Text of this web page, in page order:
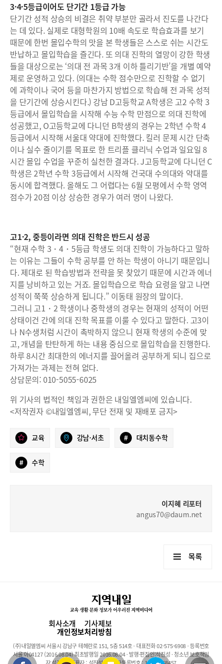
3·4·5등급이어도 단기간 1등급 가능
단기간 성적 상승의 비결은 취약 부분만 골라서 진도를 나간다
는 데 있다. 실제로 대형학원의 10배 속도로 학습효과를 보기
때문에 한번 몰입수학의 맛을 본 학생들은 스스로 쉬는 시간도
반납하고 몰입학습을 즐긴다. 또 의대 진학의 열망이 강한 학생
들을 대상으로는 ‘의대 전 과목 3개 이하 틀리기반’을 개별 예약
제로 운영하고 있다. (의대는 수학 점수만으로 진학할 수 없기
에 과학이나 국어 등을 마찬가지 방법으로 학습해 전 과목 성적
을 단기간에 상승시킨다.) 강남 D고등학교 A학생은 고2 수학 3
등급에서 몰입학습을 시작해 수능 수학 만점으로 의대 진학에
성공했고, O고등학교에 다니던 B학생의 경우는 2학년 수학 4
등급에서 시작해 서울대 약대에 진학했다. 킬러 문제 시간 단축
이나 실수 줄이기를 목표로 한 트리플 클리닉 수업과 일요일 8
시간 몰입 수업을 꾸준히 실천한 결과다. J고등학교에 다니던 C
학생은 2학년 수학 3등급에서 시작해 건국대 수의대와 약대를
동시에 합격했다. 올해도 그 어렵다는 6월 모평에서 수학 영역
점수가 20점 이상 상승한 경우가 여러 명이 나왔다.
고1·2, 중등이라면 의대 진학은 반드시 성공
“현재 수학 3・4・5등급 학생도 의대 진학이 가능하다고 말하
는 이유는 그들이 수학 공부를 안 하는 학생이 아니기 때문입니
다. 제대로 된 학습방법과 전략을 못 찾았기 때문에 시간과 에너
지를 낭비하고 있는 거죠. 몰입학습으로 학습 요령을 알고 나면
성적이 쭉쭉 상승하게 됩니다.” 이동태 원장의 말이다.
그러니 고1・2 학생이나 중학생의 경우는 현재의 성적이 어떤
상태이건 간에 의대 진학 목표를 이룰 수 있다고 말한다. 고3이
나 N수생처럼 시간이 촉박하지 않으니 현재 학생의 수준에 맞
고, 개념을 탄탄하게 하는 내용 중심으로 몰입학습을 진행한다.
하루 8시간 최대한의 에너지를 끌어올려 공부하게 되니 집으로
가져가는 과제는 전혀 없다.
상담문의: 010-5055-6025
위 기사의 법적인 책임과 권한은 내일엘엠씨에 있습니다.
<저작권자 ©내일엘엠씨, 무단 전재 및 재배포 금지>
교육 강남·서초 # 대치동수학
# 수학
이지혜 리포터
angus70@daum.net
목록
회사소개 기사제보
개인정보처리방침
(주)내일엘엠씨 서울시 강남구 테헤란로 151, 5층 514호 · 대표전화 02-575-6908 · 등록번호
서울 아04127 (2016.08.04) 최초발행일 2016.08.04 · 발행·편집인:석진성 · 청소년 보호책임